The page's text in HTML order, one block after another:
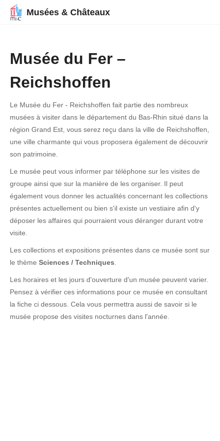
Musées & Châteaux
Musée du Fer –
Reichshoffen
Le Musée du Fer - Reichshoffen fait partie des nombreux
musées à visiter dans le département du Bas-Rhin situé dans la
région Grand Est, vous serez reçu dans la ville de Reichshoffen,
une ville charmante qui vous proposera également de découvrir
son patrimoine.
Le musée peut vous informer par téléphone sur les visites de
groupe ainsi que sur la manière de les organiser. Il peut
également vous donner les actualités concernant les collections
présentes actuellement ou bien s'il existe un vestiaire afin d'y
déposer les affaires qui pourraient vous déranger durant votre
visite.
Les collections et expositions présentes dans ce musée sont sur
le thème Sciences / Techniques
Les horaires et les jours d'ouverture d'un musée peuvent varier.
Pensez à vérifier ces informations pour ce musée en consultant
la fiche ci dessous. Cela vous permettra aussi de savoir si le
musée propose des visites nocturnes dans l'année.